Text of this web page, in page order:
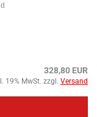
328,80 EUR
19% MwSt. zzgl. Versand